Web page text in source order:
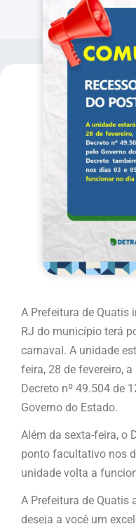
A Prefeitura de Quatis
RJ do município terá
carnaval. A unidade
feira, 28 de fevereiro,
Decreto nº 49.504 de
Governo do Estado.
Além da sexta-feira, o
ponto facultativo nos
unidade volta a
A Prefeitura de Quatis
deseja a você um